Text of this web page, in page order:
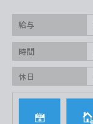
給与
時間
休日